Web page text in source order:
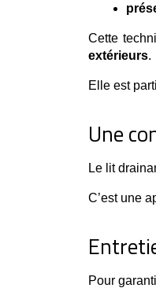
Cette
extérieurs.
Elle est
Une
Le lit
C’est une
Pour